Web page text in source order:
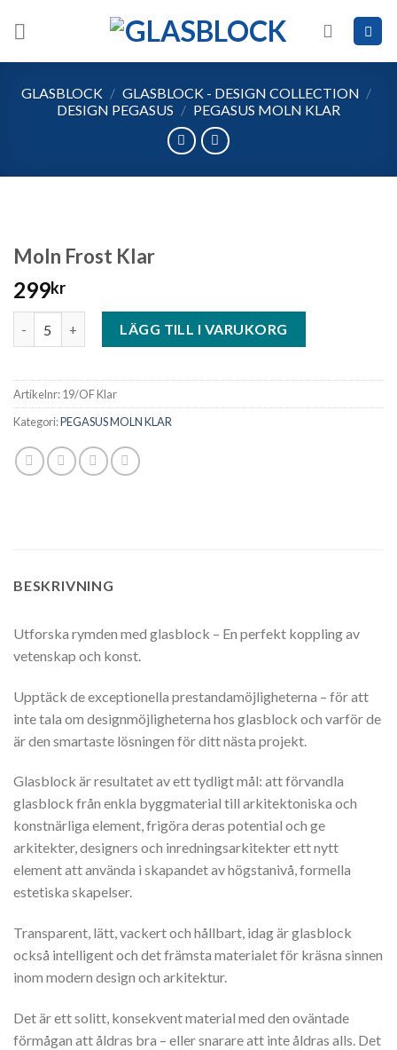
GLASBLOCK / GLASBLOCK - DESIGN COLLECTION /
DESIGN PEGASUS / PEGASUS MOLN KLAR
Moln Frost Klar
299kr
Moln Frost Klar mängdLÄGG TILL I VARUKORG
Artikelnr:19/OF Klar
Kategori:PEGASUS MOLN KLAR
BESKRIVNING
Utforska rymden med glasblock – En perfekt koppling av
vetenskap och konst.
Upptäck de exceptionella prestandamöjligheterna – för att
inte tala om designmöjligheterna hos glasblock och varför de
är den smartaste lösningen för ditt nästa projekt.
Glasblock är resultatet av ett tydligt mål: att förvandla
glasblock från enkla byggmaterial till arkitektoniska och
konstnärliga element, frigöra deras potential och ge
arkitekter, designers och inredningsarkitekter ett nytt
element att använda i skapandet av högstanivå, formella
estetiska skapelser.
Transparent, lätt, vackert och hållbart, idag är glasblock
också intelligent och det främsta materialet för kräsna sinnen
inom modern design och arkitektur.
Det är ett solitt, konsekvent material med den oväntade
förmågan att åldras bra – eller snarare att inte åldras alls. Det